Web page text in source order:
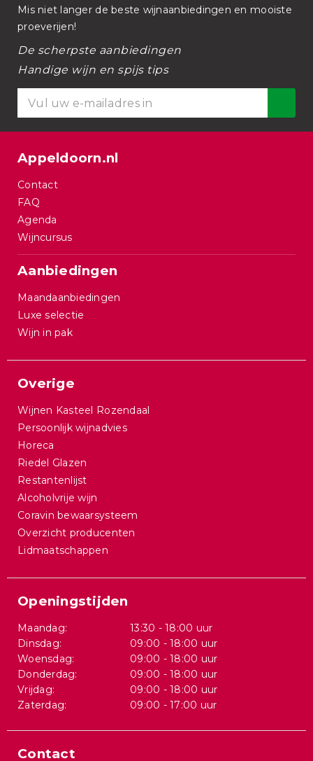
Mis niet langer de beste wijnaanbiedingen en mooiste
proeverijen!
De scherpste aanbiedingen
Handige wijn en spijs tips
Appeldoorn.nl
Contact
FAQ
Agenda
Wijncursus
Aanbiedingen
Maandaanbiedingen
Luxe selectie
Wijn in pak
Overige
Wijnen Kasteel Rozendaal
Persoonlijk wijnadvies
Horeca
Riedel Glazen
Restantenlijst
Alcoholvrije wijn
Coravin bewaarsysteem
Overzicht producenten
Lidmaatschappen
Openingstijden
Maandag:
13:30 - 18:00 uur
Dinsdag:
09:00 - 18:00 uur
Woensdag:
09:00 - 18:00 uur
Donderdag:
09:00 - 18:00 uur
Vrijdag:
09:00 - 18:00 uur
Zaterdag:
09:00 - 17:00 uur
Contact